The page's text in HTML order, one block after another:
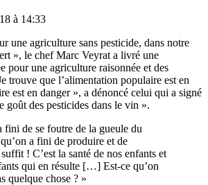
à 14:33
une agriculture sans pesticide, dans notre
», le chef Marc Veyrat a livré une
pour une agriculture raisonnée et des
trouve que l’alimentation populaire est en
est en danger », a dénoncé celui qui a signé
goût des pesticides dans le vin ».
fini de se foutre de la gueule du
a fini de produire et de
! C’est la santé de nos enfants et
qui en résulte […] Est-ce qu’on
quelque chose ? »